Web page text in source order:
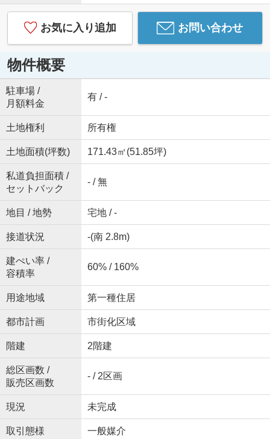
お気に入り追加 お問い合わせ
物件概要
駐車場 /
月額料金
有 / -
土地権利 所有権
土地面積(坪数) 171.43㎡(51.85坪)
私道負担面積 /
セットバック
- / 無
地目 / 地勢 宅地 / -
接道状況 -(南 2.8m)
建ぺい率 /
容積率
60% / 160%
用途地域 第一種住居
都市計画 市街化区域
階建 2階建
総区画数 /
販売区画数
- / 2区画
現況 未完成
取引態様 一般媒介